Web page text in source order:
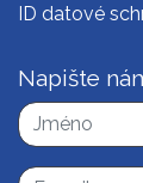
ID datové
Napište